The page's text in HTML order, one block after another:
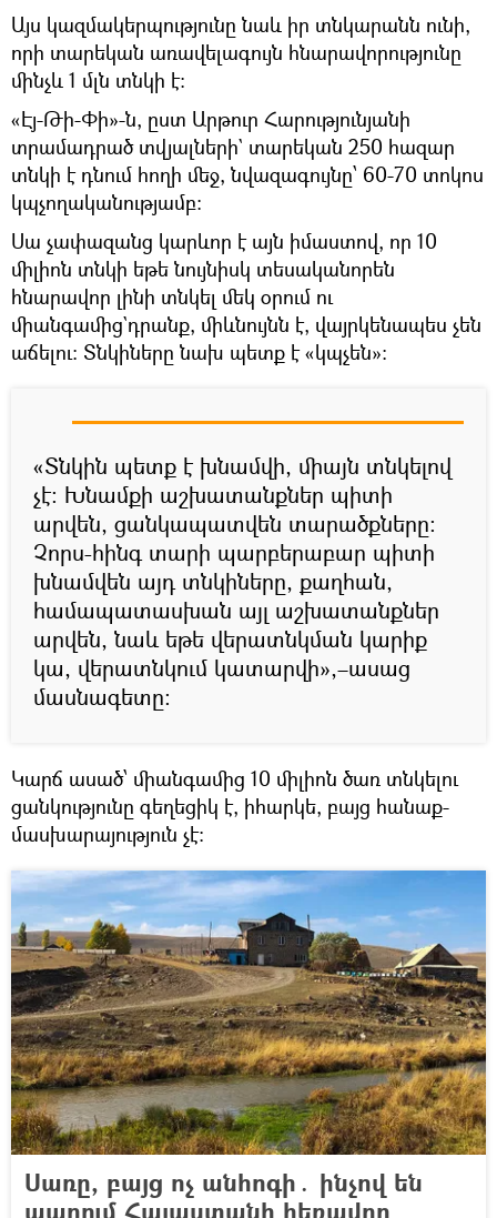
Այս կազմակերպությունը նաև իր տնկարանն ունի,
որի տարեկան առավելագույն հնարավորությունը
մինչև 1 մլն տնկի է:
«Էյ-Թի-Փի»-ն, ըստ Արթուր Հարությունյանի
տրամադրած տվյալների` տարեկան 250 հազար
տնկի է դնում հողի մեջ, նվազագույնը՝ 60-70 տոկոս
կպչողականությամբ:
Սա չափազանց կարևոր է այն իմաստով, որ 10
միլիոն տնկի եթե նույնիսկ տեսականորեն
հնարավոր լինի տնկել մեկ օրում ու
միանգամից`դրանք, միևնույնն է, վայրկենապես չեն
աճելու: Տնկիները նախ պետք է «կպչեն»:
«Տնկին պետք է խնամվի, միայն տնկելով
չէ: Խնամքի աշխատանքներ պիտի
արվեն, ցանկապատվեն տարածքները:
Չորս-հինգ տարի պարբերաբար պիտի
խնամվեն այդ տնկիները, քաղհան,
համապատասխան այլ աշխատանքներ
արվեն, նաև եթե վերատնկման կարիք
կա, վերատնկում կատարվի»,–ասաց
մասնագետը:
Կարճ ասած՝ միանգամից 10 միլիոն ծառ տնկելու
ցանկությունը գեղեցիկ է, իհարկե, բայց հանաք-
մասխարայություն չէ:
Սառը, բայց ոչ անհոգի․ ինչով են
ապրում Հայաստանի հեռավոր